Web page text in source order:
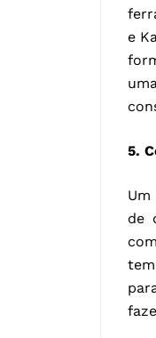
e
5.
de